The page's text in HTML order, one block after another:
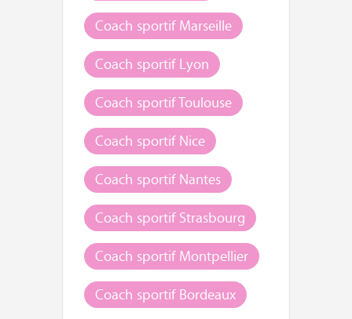
Coach sportif Marseille
Coach sportif Lyon
Coach sportif Toulouse
Coach sportif Nice
Coach sportif Nantes
Coach sportif Strasbourg
Coach sportif Montpellier
Coach sportif Bordeaux